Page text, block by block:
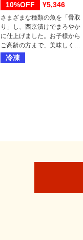
10%
5,346
さまざまな種類の魚を「骨取
り」し、西京漬けでまろやか
に仕上げました。お子様から
ご高齢の方まで、美味しく召
し上がっていただけます。※
魚の骨の除去に関しましては
冷凍